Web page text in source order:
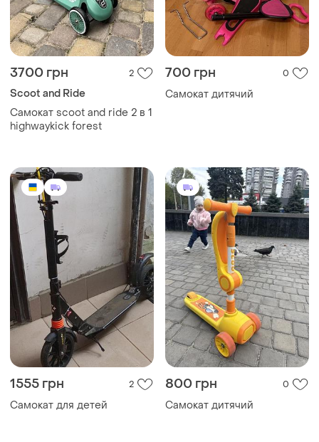
3700 грн 2
Scoot and Ride
Самокат scoot and ride 2 в 1
highwaykick forest
700 грн 0
Самокат дитячий
1555 грн 2
Самокат для детей
800 грн 0
Самокат дитячий